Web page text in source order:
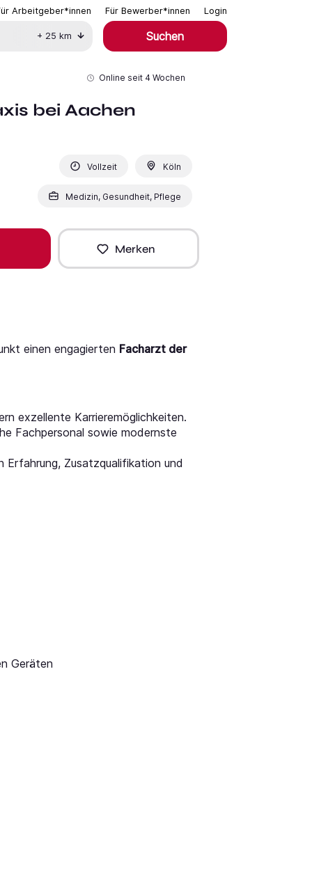
Arbeitgeber*innen Für Bewerber*innen Login
+ 25 km Suchen
Online seit 4 Wochen
bei Aachen
Vollzeit Köln
Medizin, Gesundheit, Pflege
Merken
einen engagierten Facharzt der
exzellente Karrieremöglichkeiten.
Fachpersonal sowie modernste
Zusatzqualifikation und
Geräten